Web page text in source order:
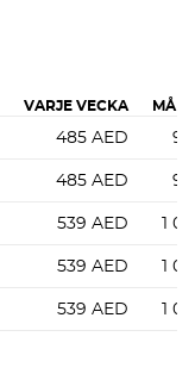
VARJE VECKA
485 AED
485 AED
539 AED 1
539 AED 1
539 AED 1